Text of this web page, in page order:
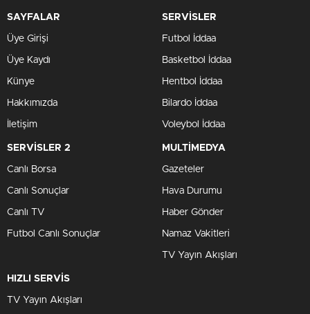
SAYFALAR
Üye Girişi
Üye Kaydı
Künye
Hakkımızda
İletişim
SERVİSLER
Futbol İddaa
Basketbol İddaa
Hentbol İddaa
Bilardo İddaa
Voleybol İddaa
SERVİSLER 2
Canlı Borsa
Canlı Sonuçlar
Canlı TV
Futbol Canlı Sonuçlar
MULTİMEDYA
Gazeteler
Hava Durumu
Haber Gönder
Namaz Vakitleri
TV Yayın Akışları
HIZLI SERVİS
TV Yayın Akışları